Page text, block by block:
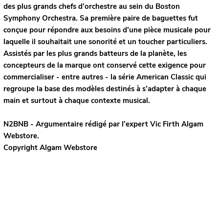
des plus grands chefs d’orchestre au sein du Boston
Symphony Orchestra. Sa première paire de baguettes fut
conçue pour répondre aux besoins d’une pièce musicale pour
laquelle il souhaitait une sonorité et un toucher particuliers.
Assistés par les plus grands batteurs de la planète, les
concepteurs de la marque ont conservé cette exigence pour
commercialiser - entre autres - la série American Classic qui
regroupe la base des modèles destinés à s’adapter à chaque
main et surtout à chaque contexte musical.
N2BNB - Argumentaire rédigé par l’expert Vic Firth Algam
Webstore.
Copyright Algam Webstore